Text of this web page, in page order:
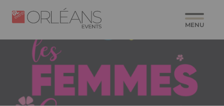
principal
Paragraphes
Image
Image
MENU
Panneau de gestion des cookies